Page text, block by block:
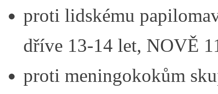
proti lidskému
dříve 13-14 let, NOVĚ
proti meningokokům